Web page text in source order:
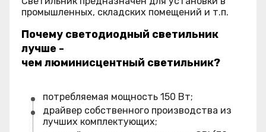
промышленных, складских помещений и т.п.
Почему светодиодный светильник
лучше -
чем люминисцентный светильник?
потребляемая мощность 150 Вт;
драйвер собственного производства из
лучших комплектующих;